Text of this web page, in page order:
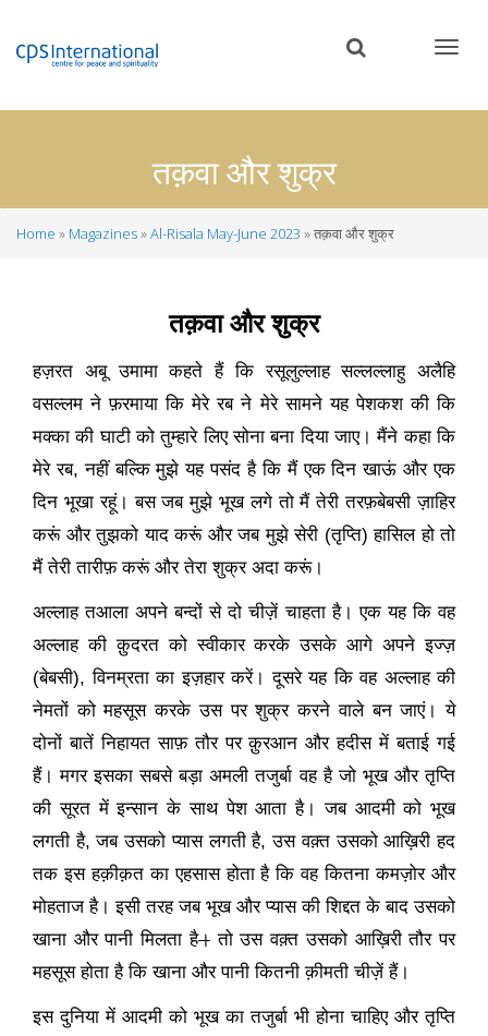
content
तक़वा और शुक्र
Home Magazines Al-Risala May-June 2023 तक़वा और शुक्र
तक़वा और शुक्र
हज़रत अबू उमामा कहते हैं कि रसूलुल्लाह सल्लल्लाहु अलैहि
वसल्लम ने फ़रमाया कि मेरे रब ने मेरे सामने यह पेशकश की कि
मक्का की घाटी को तुम्हारे लिए सोना बना दिया जाए। मैंने कहा कि
मेरे रब,नहीं बल्कि मुझे यह पसंद है कि मैं एक दिन खाऊं और एक
दिन भूखा रहूं। बस जब मुझे भूख लगे तो मैं तेरी तरफ़बेबसी ज़ाहिर
करूं और तुझको याद करूं और जब मुझे सेरी (तृप्ति) हासिल हो तो
मैं तेरी तारीफ़ करूं और तेरा शुक्र अदा करूं।
अल्लाह तआला अपने बन्दों से दो चीज़ें चाहता है। एक यह कि वह
अल्लाह की क़ुदरत को स्वीकार करके उसके आगे अपने इज्ज़
(बेबसी),विनम्रता का इज़हार करें। दूसरे यह कि वह अल्लाह की
नेमतों को महसूस करके उस पर शुक्र करने वाले बन जाएं। ये
दोनों बातें निहायत साफ़ तौर पर क़ुरआन और हदीस में बताई गई
हैं। मगर इसका सबसे बड़ा अमली तजुर्बा वह है जो भूख और तृप्ति
की सूरत में इन्सान के साथ पेश आता है। जब आदमी को भूख
लगती है,जब उसको प्यास लगती है,उस वक़्त उसको आख़िरी हद
तक इस हक़ीक़त का एहसास होता है कि वह कितना कमज़ोर और
मोहताज है। इसी तरह जब भूख और प्यास की शिद्दत के बाद उसको
खाना और पानी मिलता है।तो उस वक़्त उसको आख़िरी तौर पर
महसूस होता है कि खाना और पानी कितनी क़ीमती चीज़ें हैं।
इस दुनिया में आदमी को भूख का तजुर्बा भी होना चाहिए और तृप्ति